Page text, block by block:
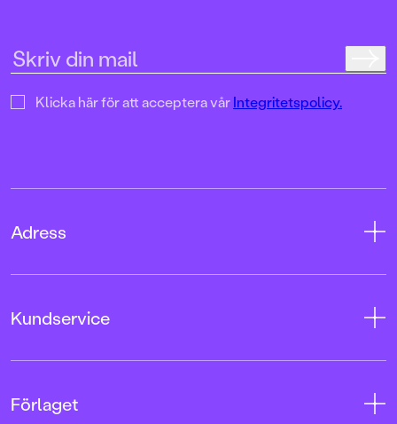
Klicka här för att acceptera vårIntegritetspolicy.
Adress
103 12 Stockholm
Kundservice
Kundservice
Förlaget